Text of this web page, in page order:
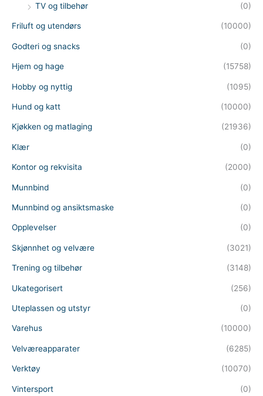
TV og tilbehør
(0)
Friluft og utendørs (10000)
Godteri og snacks (0)
Hjem og hage (15758)
Hobby og nyttig (1095)
Hund og katt (10000)
Kjøkken og matlaging (21936)
Klær (0)
Kontor og rekvisita (2000)
Munnbind (0)
Munnbind og ansiktsmaske (0)
Opplevelser (0)
Skjønnhet og velvære (3021)
Trening og tilbehør (3148)
Ukategorisert (256)
Uteplassen og utstyr (0)
Varehus (10000)
Velværeapparater (6285)
Verktøy (10070)
Vintersport (0)